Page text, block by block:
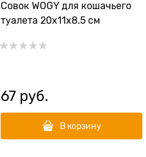
Совок WOGY для кошачьего
туалета 20х11х8.5 см
67 руб.
В корзину